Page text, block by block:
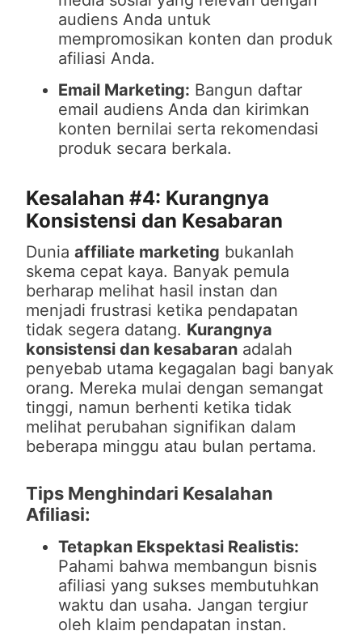
audiens Anda untuk
mempromosikan konten dan produk
afiliasi Anda.
Email Marketing: Bangun daftar
email audiens Anda dan kirimkan
konten bernilai serta rekomendasi
produk secara berkala.
Kesalahan #4: Kurangnya
Konsistensi dan Kesabaran
Dunia affiliate marketing bukanlah
skema cepat kaya. Banyak pemula
berharap melihat hasil instan dan
menjadi frustrasi ketika pendapatan
tidak segera datang. Kurangnya
konsistensi dan kesabaran adalah
penyebab utama kegagalan bagi banyak
orang. Mereka mulai dengan semangat
tinggi, namun berhenti ketika tidak
melihat perubahan signifikan dalam
beberapa minggu atau bulan pertama.
Tips Menghindari Kesalahan
Afiliasi:
Tetapkan Ekspektasi Realistis:
Pahami bahwa membangun bisnis
afiliasi yang sukses membutuhkan
waktu dan usaha. Jangan tergiur
oleh klaim pendapatan instan.